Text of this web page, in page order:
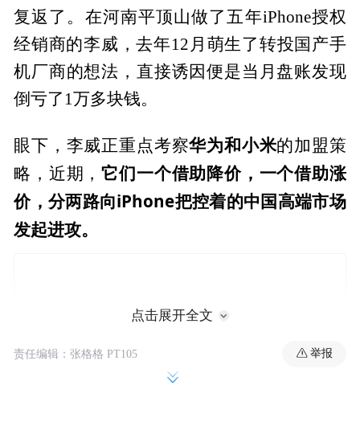
复返了。在河南平顶山做了五年iPhone授权
经销商的李威，去年12月萌生了转投国产手
机厂商的想法，直接诱因便是当月盘账发现
倒亏了1万多块钱。
眼下，李威正重点考察华为和小米的加盟策
略，近期，它们一个借助降价，一个借助涨
价，分两路向iPhone把控着的中国高端市场
发起进攻。
点击展开全文
责任编辑：张格格 PT105 举报